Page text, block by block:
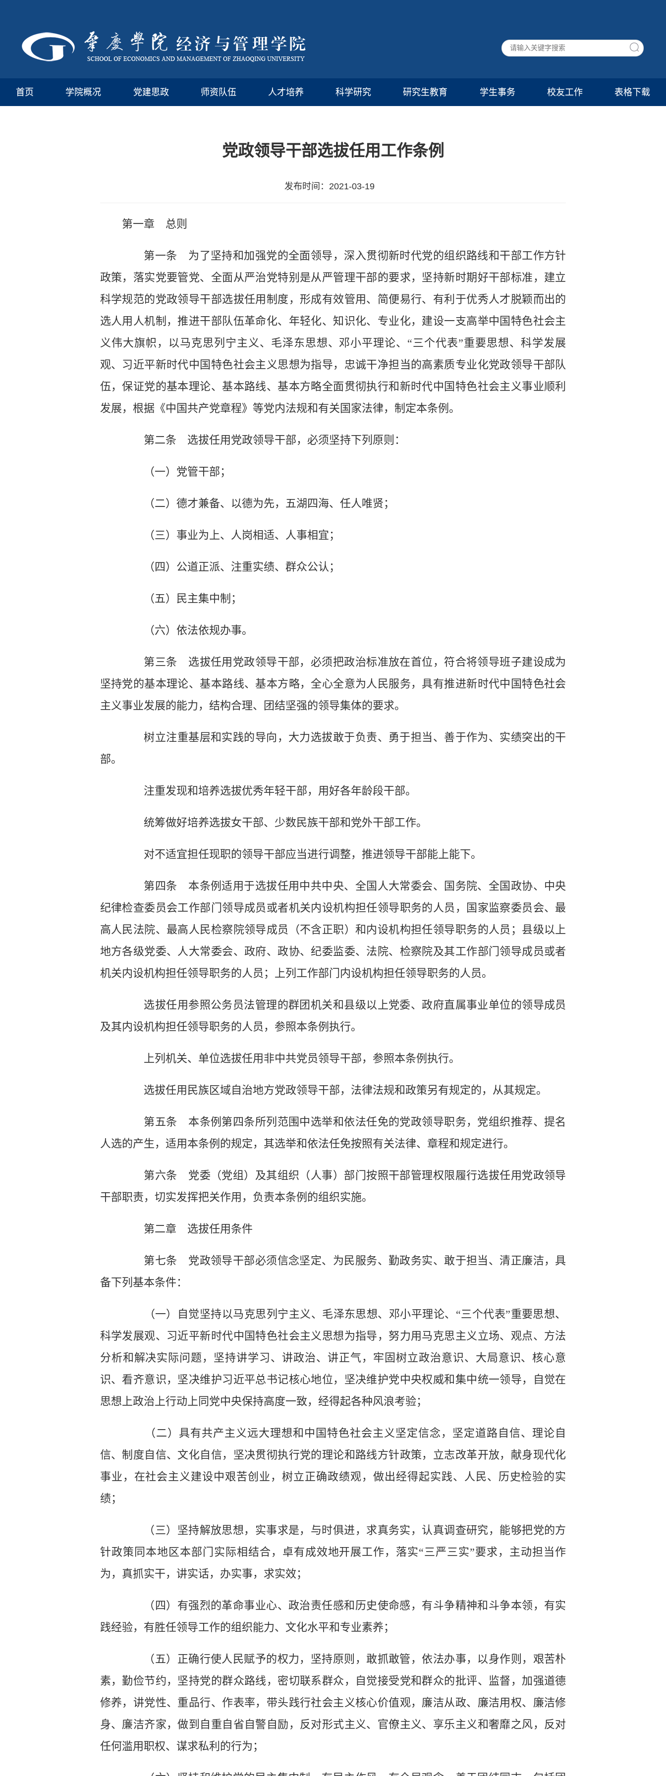
首页 学院概况 党建思政 师资队伍 人才培养 科学研究 研究生教育 学生事务 校友工作 表格下载
党政领导干部选拔任用工作条例
发布时间：2021-03-19
第一章 总则
第一条 为了坚持和加强党的全面领导，深入贯彻新时代党的组织路线和干部工作方针
政策，落实党要管党、全面从严治党特别是从严管理干部的要求，坚持新时期好干部标准，建立
科学规范的党政领导干部选拔任用制度，形成有效管用、简便易行、有利于优秀人才脱颖而出的
选人用人机制，推进干部队伍革命化、年轻化、知识化、专业化，建设一支高举中国特色社会主
义伟大旗帜，以马克思列宁主义、毛泽东思想、邓小平理论、“三个代表”重要思想、科学发展
观、习近平新时代中国特色社会主义思想为指导，忠诚干净担当的高素质专业化党政领导干部队
伍，保证党的基本理论、基本路线、基本方略全面贯彻执行和新时代中国特色社会主义事业顺利
发展，根据《中国共产党章程》等党内法规和有关国家法律，制定本条例。
第二条 选拔任用党政领导干部，必须坚持下列原则：
（一）党管干部；
（二）德才兼备、以德为先，五湖四海、任人唯贤；
（三）事业为上、人岗相适、人事相宜；
（四）公道正派、注重实绩、群众公认；
（五）民主集中制；
（六）依法依规办事。
第三条 选拔任用党政领导干部，必须把政治标准放在首位，符合将领导班子建设成为
坚持党的基本理论、基本路线、基本方略，全心全意为人民服务，具有推进新时代中国特色社会
主义事业发展的能力，结构合理、团结坚强的领导集体的要求。
树立注重基层和实践的导向，大力选拔敢于负责、勇于担当、善于作为、实绩突出的干
部。
注重发现和培养选拔优秀年轻干部，用好各年龄段干部。
统筹做好培养选拔女干部、少数民族干部和党外干部工作。
对不适宜担任现职的领导干部应当进行调整，推进领导干部能上能下。
第四条 本条例适用于选拔任用中共中央、全国人大常委会、国务院、全国政协、中央
纪律检查委员会工作部门领导成员或者机关内设机构担任领导职务的人员，国家监察委员会、最
高人民法院、最高人民检察院领导成员（不含正职）和内设机构担任领导职务的人员；县级以上
地方各级党委、人大常委会、政府、政协、纪委监委、法院、检察院及其工作部门领导成员或者
机关内设机构担任领导职务的人员；上列工作部门内设机构担任领导职务的人员。
选拔任用参照公务员法管理的群团机关和县级以上党委、政府直属事业单位的领导成员
及其内设机构担任领导职务的人员，参照本条例执行。
上列机关、单位选拔任用非中共党员领导干部，参照本条例执行。
选拔任用民族区域自治地方党政领导干部，法律法规和政策另有规定的，从其规定。
第五条 本条例第四条所列范围中选举和依法任免的党政领导职务，党组织推荐、提名
人选的产生，适用本条例的规定，其选举和依法任免按照有关法律、章程和规定进行。
第六条 党委（党组）及其组织（人事）部门按照干部管理权限履行选拔任用党政领导
干部职责，切实发挥把关作用，负责本条例的组织实施。
第二章 选拔任用条件
第七条 党政领导干部必须信念坚定、为民服务、勤政务实、敢于担当、清正廉洁，具
备下列基本条件：
（一）自觉坚持以马克思列宁主义、毛泽东思想、邓小平理论、“三个代表”重要思想、
科学发展观、习近平新时代中国特色社会主义思想为指导，努力用马克思主义立场、观点、方法
分析和解决实际问题，坚持讲学习、讲政治、讲正气，牢固树立政治意识、大局意识、核心意
识、看齐意识，坚决维护习近平总书记核心地位，坚决维护党中央权威和集中统一领导，自觉在
思想上政治上行动上同党中央保持高度一致，经得起各种风浪考验；
（二）具有共产主义远大理想和中国特色社会主义坚定信念，坚定道路自信、理论自
信、制度自信、文化自信，坚决贯彻执行党的理论和路线方针政策，立志改革开放，献身现代化
事业，在社会主义建设中艰苦创业，树立正确政绩观，做出经得起实践、人民、历史检验的实
绩；
（三）坚持解放思想，实事求是，与时俱进，求真务实，认真调查研究，能够把党的方
针政策同本地区本部门实际相结合，卓有成效地开展工作，落实“三严三实”要求，主动担当作
为，真抓实干，讲实话，办实事，求实效；
（四）有强烈的革命事业心、政治责任感和历史使命感，有斗争精神和斗争本领，有实
践经验，有胜任领导工作的组织能力、文化水平和专业素养；
（五）正确行使人民赋予的权力，坚持原则，敢抓敢管，依法办事，以身作则，艰苦朴
素，勤俭节约，坚持党的群众路线，密切联系群众，自觉接受党和群众的批评、监督，加强道德
修养，讲党性、重品行、作表率，带头践行社会主义核心价值观，廉洁从政、廉洁用权、廉洁修
身、廉洁齐家，做到自重自省自警自励，反对形式主义、官僚主义、享乐主义和奢靡之风，反对
任何滥用职权、谋求私利的行为；